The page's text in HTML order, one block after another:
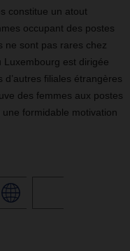
constitue un atout
occupant des postes
ne sont pas rares chez
Luxembourg est dirigée
filiales étrangères
des femmes aux postes
formidable motivation